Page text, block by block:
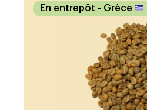
En entrepôt - Grèce